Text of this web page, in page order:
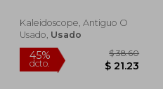
Kaleidoscope, Antiguo O
Usado, Usado